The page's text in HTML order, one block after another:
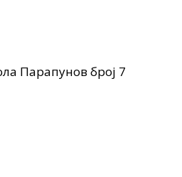
Парапунов број 7